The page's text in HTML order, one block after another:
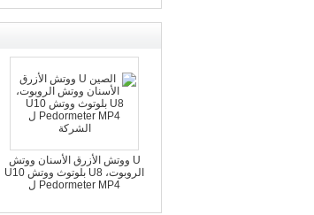
U ووتش الأزرق الأسنان ووتش
الروبوت، U8 بلوتوث ووتش U10
Pedormeter MP4 ل